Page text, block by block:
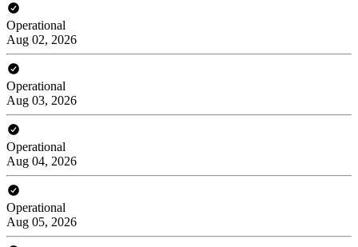
Operational
Aug 02, 2026
Operational
Aug 03, 2026
Operational
Aug 04, 2026
Operational
Aug 05, 2026